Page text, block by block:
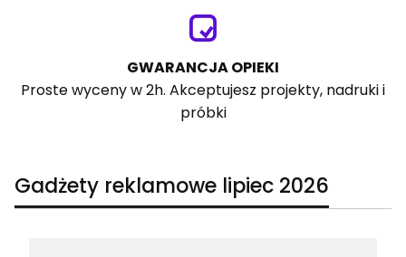
GWARANCJA OPIEKI
Proste wyceny w 2h. Akceptujesz projekty, nadruki i
próbki
Gadżety reklamowe lipiec 2026